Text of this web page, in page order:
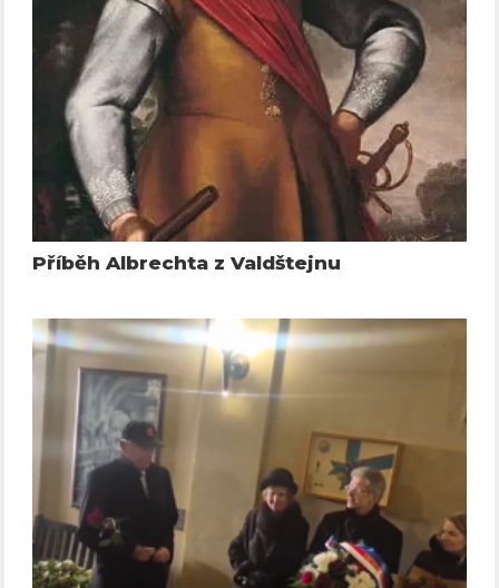
Příběh Albrechta z Valdštejnu